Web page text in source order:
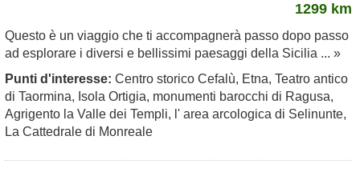
1299 km
Questo è un viaggio che ti accompagnerà passo dopo passo
ad esplorare i diversi e bellissimi paesaggi della Sicilia ... »
Punti d'interesse: Centro storico Cefalù, Etna, Teatro antico
di Taormina, Isola Ortigia, monumenti barocchi di Ragusa,
Agrigento la Valle dei Templi, l' area arcologica di Selinunte,
La Cattedrale di Monreale